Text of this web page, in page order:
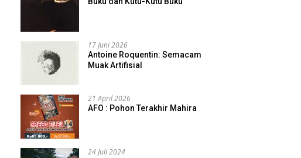
17 Juni 2026
Antoine Roquentin: Semacam
Muak Artifisial
21 April 2026
AFO : Pohon Terakhir Mahira
24 Juli 2024